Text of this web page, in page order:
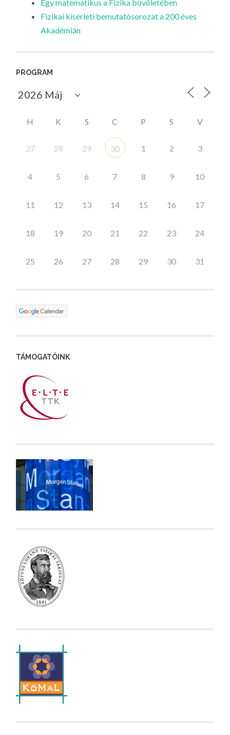
Egy matematikus a Fizika bűvöletében
Fizikai kísérleti bemutatósorozat a 200 éves
Akadémián
PROGRAM
H K S C P S V
27 28 29 30 1 2 3
4 5 6 7 8 9 10
11 12 13 14 15 16 17
18 19 20 21 22 23 24
25 26 27 28 29 30 31
TÁMOGATÓINK